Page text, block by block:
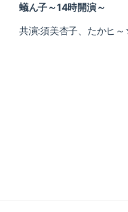
蟻ん子～14時開演～
共演:須美杏子、たかヒ